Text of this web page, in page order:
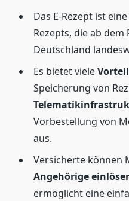
Das E-Rezept ist
Rezepts, die ab dem
Deutschland
Es bietet viele
Speicherung von
Vorbestellung von
aus.
Versicherte können
Angehörige
ermöglicht eine